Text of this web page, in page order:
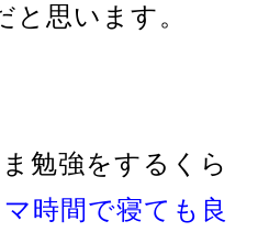
と思います。
勉強をするくら
時間で寝ても良